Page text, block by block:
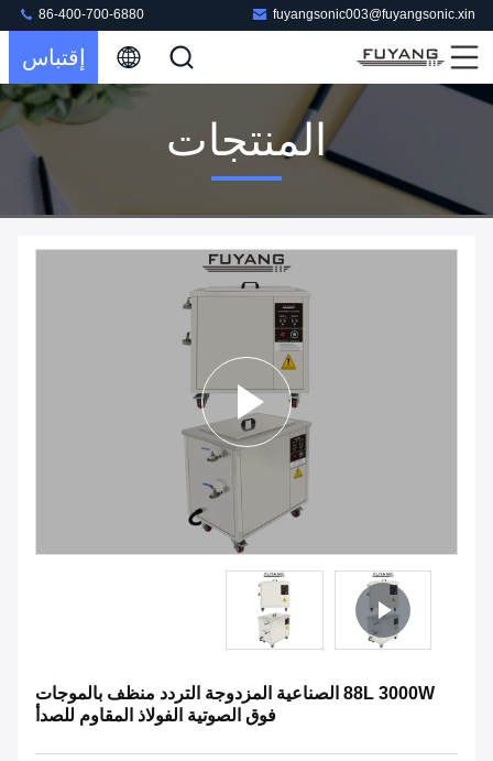
fuyangsonic003@fuyangsonic.xin
86-400-700-6880
إقتباس
المنتجات
88L 3000W الصناعية المزدوجة التردد منظف بالموجات
فوق الصوتية الفولاذ المقاوم للصدأ